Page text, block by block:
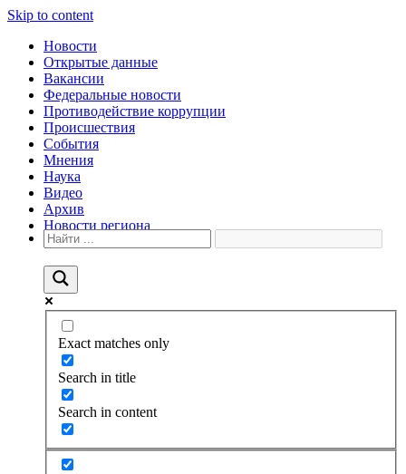
Skip to content
Новости
Открытые данные
Вакансии
Федеральные новости
Противодействие коррупции
Происшествия
События
Мнения
Наука
Видео
Архив
Новости региона
Exact matches only
Search in title
Search in content